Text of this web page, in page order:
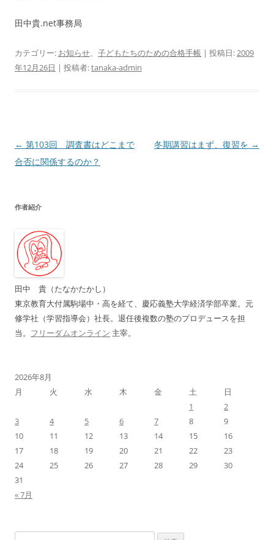
田中貴.net事務局
カテゴリー: お知らせ、 子どもたちのための合格手帳 | 投稿日:2009
年12月26日 | 投稿者:tanaka-admin
投
稿
ゲ
シ
ョ
ン
← 第103回 調査書はどこまで
合否に関係するのか？
冬期講習はまず、復習を →
作者紹介
田中 貴（たなかたかし）
東京教育大付属駒場中・高を経て、慶応義塾大学経済学部卒業。元
修学社（学習指導会）社長。退任後複数の塾のプロデュースを担
当。 フリーダムオンライン 主宰。
2026年8月
月
火 水 木 金 土
日
1
2
3
4 5 6 7 8
9
10
11 12 13 14 15
16
17
18 19 20 21 22
23
24
25 26 27 28 29
30
31
« 7月